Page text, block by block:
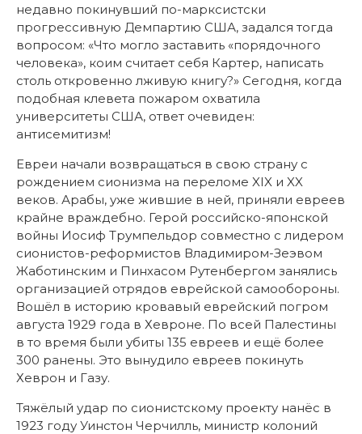
недавно покинувший по-марксистски
прогрессивную Демпартию США, задался тогда
вопросом: «Что могло заставить «порядочного
человека», коим считает себя Картер, написать
столь откровенно лживую книгу?» Сегодня, когда
подобная клевета пожаром охватила
университеты США, ответ очевиден:
антисемитизм!
Евреи начали возвращаться в свою страну с
рождением сионизма на переломе XIX и XX
веков. Арабы, уже жившие в ней, приняли евреев
крайне враждебно. Герой российско-японской
войны Иосиф Трумпельдор совместно с лидером
сионистов-реформистов Владимиром-Зеэвом
Жаботинским и Пинхасом Рутенбергом занялись
организацией отрядов еврейской самообороны.
Вошёл в историю кровавый еврейский погром
августа 1929 года в Хевроне. По всей Палестины
в то время были убиты 135 евреев и ещё более
300 ранены. Это вынудило евреев покинуть
Хеврон и Газу.
Тяжёлый удар по сионистскому проекту нанёс в
1923 году Уинстон Черчилль, министр колоний